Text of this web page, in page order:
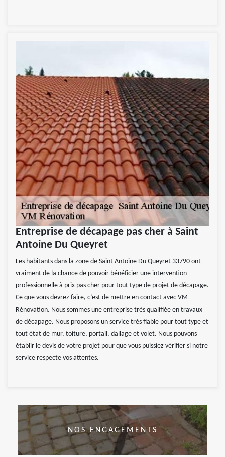
Entreprise de décapage pas cher à Saint
Antoine Du Queyret
Les habitants dans la zone de Saint Antoine Du Queyret 33790 ont
vraiment de la chance de pouvoir bénéficier une intervention
professionnelle à prix pas cher pour tout type de projet de décapage.
Ce que vous devrez faire, c’est de mettre en contact avec VM
Rénovation. Nous sommes une entreprise très qualifiée en travaux
de décapage. Nous proposons un service très fiable pour tout type et
tout état de mur, toiture, portail, dallage et volet. Nous pouvons
établir le devis de votre projet pour que vous puissiez vérifier si notre
service respecte vos attentes.
NOS ENGAGEMENTS